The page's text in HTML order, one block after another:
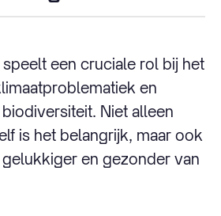
een cruciale rol bij het
en
Niet alleen
is het belangrijk, maar ook
en gezonder van